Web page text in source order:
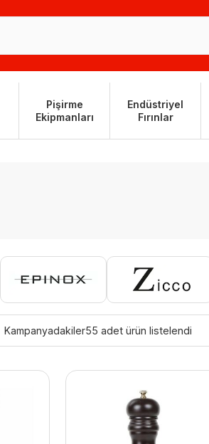
Pişirme
Ekipmanları
Endüstriyel
Fırınlar
Kampanyadakiler55 adet ürün listelendi